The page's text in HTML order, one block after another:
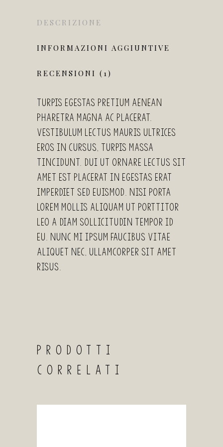
DESCRIZIONE
INFORMAZIONI AGGIUNTIVE
RECENSIONI (1)
Turpis egestas pretium aenean
pharetra magna ac placerat.
Vestibulum lectus mauris ultrices
eros in cursus, turpis massa
tincidunt. Dui ut ornare lectus sit
amet est placerat in egestas erat
imperdiet sed euismod. Nisi porta
lorem mollis aliquam ut porttitor
leo a diam sollicitudin tempor id
eu. Nunc mi ipsum faucibus vitae
aliquet nec, ullamcorper sit amet
risus.
PRODOTTI
CORRELATI